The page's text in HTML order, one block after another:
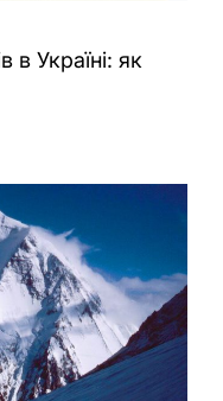
в Україні: як